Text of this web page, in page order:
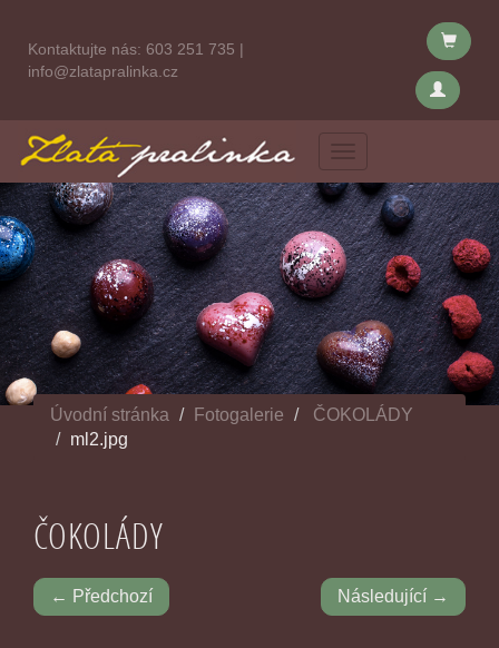
Kontaktujte nás: 603 251 735 |
info@zlatapralinka.cz
Menu
Úvodní stránka Fotogalerie
ČOKOLÁDY
ml2.jpg
ČOKOLÁDY
← Předchozí Následující →